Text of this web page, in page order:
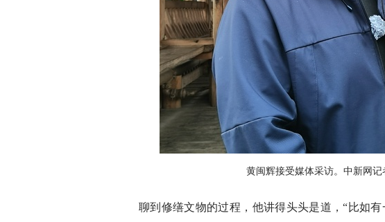
黄闽辉接受媒体采访。中新网
聊到修缮文物的过程，他讲得头头是道，“比如